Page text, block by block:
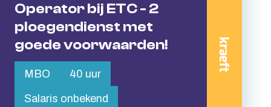
Operator bij ETC - 2
ploegendienst met
goede voorwaarden!
MBO
40 uur
Salaris onbekend